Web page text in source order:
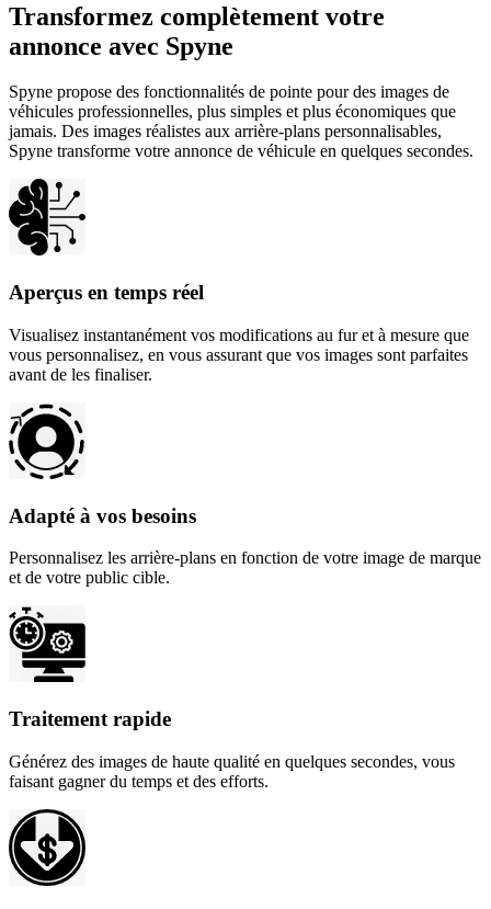
Transformez complètement votre
annonce avec Spyne
Spyne propose des fonctionnalités de pointe pour des images de
véhicules professionnelles, plus simples et plus économiques que
jamais. Des images réalistes aux arrière-plans personnalisables,
Spyne transforme votre annonce de véhicule en quelques secondes.
Aperçus en temps réel
Visualisez instantanément vos modifications au fur et à mesure que
vous personnalisez, en vous assurant que vos images sont parfaites
avant de les finaliser.
Adapté à vos besoins
Personnalisez les arrière-plans en fonction de votre image de marque
et de votre public cible.
Traitement rapide
Générez des images de haute qualité en quelques secondes, vous
faisant gagner du temps et des efforts.